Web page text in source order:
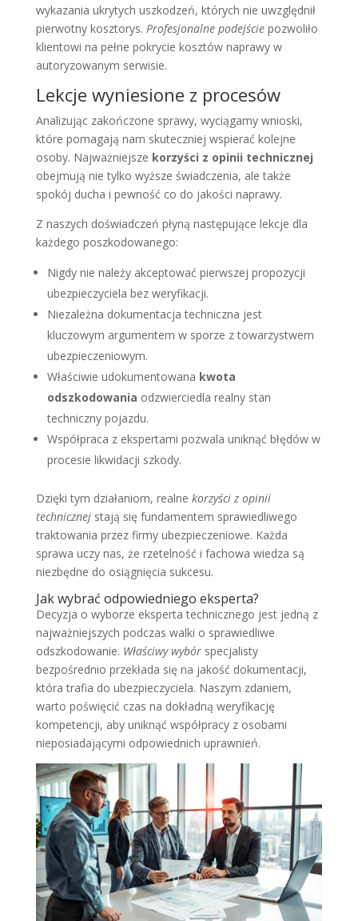
wykazania ukrytych uszkodzeń, których nie uwzględnił
pierwotny kosztorys. Profesjonalne podejściepozwoliło
klientowi na pełne pokrycie kosztów naprawy w
autoryzowanym serwisie.
Lekcje wyniesione z procesów
Analizując zakończone sprawy, wyciągamy wnioski,
które pomagają nam skuteczniej wspierać kolejne
osoby. Najważniejsze korzyści z opinii technicznej
obejmują nie tylko wyższe świadczenia, ale także
spokój ducha i pewność co do jakości naprawy.
Z naszych doświadczeń płyną następujące lekcje dla
każdego poszkodowanego:
Nigdy nie należy akceptować pierwszej propozycji
ubezpieczyciela bez weryfikacji.
Niezależna dokumentacja techniczna jest
kluczowym argumentem w sporze z towarzystwem
ubezpieczeniowym.
Właściwie udokumentowana kwota
odszkodowania odzwierciedla realny stan
techniczny pojazdu.
Współpraca z ekspertami pozwala uniknąć błędów w
procesie likwidacji szkody.
Dzięki tym działaniom, realne korzyści z opinii
technicznejstają się fundamentem sprawiedliwego
traktowania przez firmy ubezpieczeniowe. Każda
sprawa uczy nas, że rzetelność i fachowa wiedza są
niezbędne do osiągnięcia sukcesu.
Jak wybrać odpowiedniego eksperta?
Decyzja o wyborze eksperta technicznego jest jedną z
najważniejszych podczas walki o sprawiedliwe
odszkodowanie. Właściwy wybórspecjalisty
bezpośrednio przekłada się na jakość dokumentacji,
która trafia do ubezpieczyciela. Naszym zdaniem,
warto poświęcić czas na dokładną weryfikację
kompetencji, aby uniknąć współpracy z osobami
nieposiadającymi odpowiednich uprawnień.